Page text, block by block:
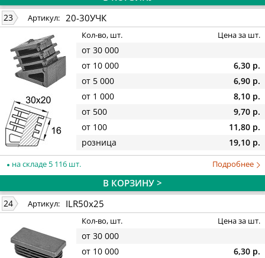
23 Артикул: 20-30УЧК
Кол-во, шт. Цена за шт.
от 30 000
от 10 000
6,30 р.
от 5 000
6,90 р.
от 1 000
8,10 р.
от 500
9,70 р.
от 100
11,80 р.
розница
19,10 р.
на складе 5 116 шт. Подробнее
В КОРЗИНУ >
24 Артикул: ILR50x25
Кол-во, шт. Цена за шт.
от 30 000
от 10 000
6,30 р.